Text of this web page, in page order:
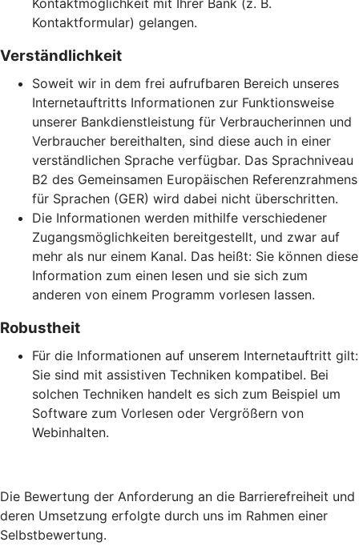
Kontaktmöglichkeit mit Ihrer Bank (z. B.
Kontaktformular) gelangen.
Verständlichkeit
Soweit wir in dem frei aufrufbaren Bereich unseres
Internetauftritts Informationen zur Funktionsweise
unserer Bankdienstleistung für Verbraucherinnen und
Verbraucher bereithalten, sind diese auch in einer
verständlichen Sprache verfügbar. Das Sprachniveau
B2 des Gemeinsamen Europäischen Referenzrahmens
für Sprachen (GER) wird dabei nicht überschritten.
Die Informationen werden mithilfe verschiedener
Zugangsmöglichkeiten bereitgestellt, und zwar auf
mehr als nur einem Kanal. Das heißt: Sie können diese
Information zum einen lesen und sie sich zum
anderen von einem Programm vorlesen lassen.
Robustheit
Für die Informationen auf unserem Internetauftritt gilt:
Sie sind mit assistiven Techniken kompatibel. Bei
solchen Techniken handelt es sich zum Beispiel um
Software zum Vorlesen oder Vergrößern von
Webinhalten.
Die Bewertung der Anforderung an die Barrierefreiheit und
deren Umsetzung erfolgte durch uns im Rahmen einer
Selbstbewertung.